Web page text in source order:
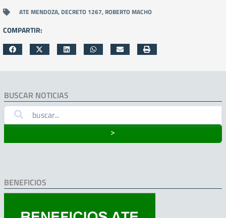
ATE MENDOZA, DECRETO 1267, ROBERTO MACHO
COMPARTIR:
BUSCAR NOTICIAS
˃
BENEFICIOS